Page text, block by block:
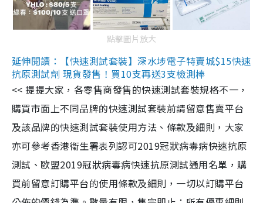
點擊圖片放大
延伸閱讀：【快速測試套裝】深水埗電子特賣城$15快速
抗原測試劑 現貨發售！買10支再送3支檢測棒
<< 提提大家，各零售商發售的快速測試套裝規格不一，
購買市面上不同品牌的快速測試套裝前請留意售賣平台
及該品牌的快速測試套裝使用方法、條款及細則，大家
亦可參考香港衞生署表列認可2019冠狀病毒病快速抗原
測試、歐盟2019冠狀病毒病快速抗原測試通用名單，購
買前留意訂購平台的使用條款及細則，一切以訂購平台